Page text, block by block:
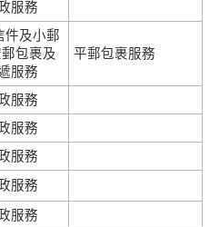
服務
件及小郵
包裹及
服務
平郵包裹服務
服務
服務
服務
服務
服務